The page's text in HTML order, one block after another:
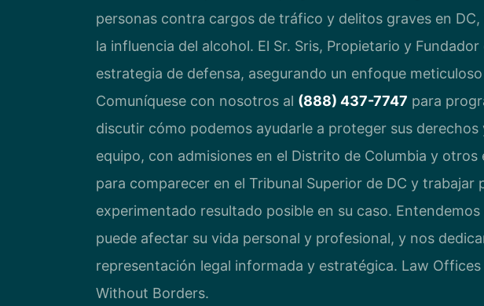
personas contra cargos de tráfico y delitos graves en
la influencia del alcohol. El Sr. Sris, Propietario y
estrategia de defensa, asegurando un enfoque
Comuníquese con nosotros al (888) 437-7747 para
discutir cómo podemos ayudarle a proteger sus
equipo, con admisiones en el Distrito de Columbia y
para comparecer en el Tribunal Superior de DC y trabajar
experimentado resultado posible en su caso.
puede afectar su vida personal y profesional, y nos
representación legal informada y estratégica. Law Offices
Without Borders.